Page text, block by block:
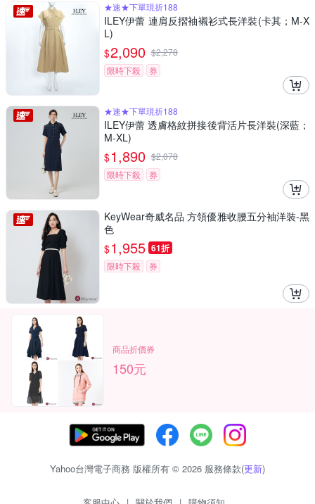
★速★下單現折188
ILEY伊蕾 連肩反摺袖襯衫式長洋裝(卡其；M-X
L)
$2,090 $2,278
限時下殺
券
★速★下單現折188
ILEY伊蕾 透膚格紋拼接後背活片長洋裝(深藍；
M-XL)
$1,890 $2,078
限時下殺
券
KeyWear奇威名品 方領優雅收腰五分袖洋裝-黑
色
$1,955 61折
限時下殺 券
商品折價券
150元
Yahoo台灣電子商務 版權所有 © 2026 服務條款(更新)